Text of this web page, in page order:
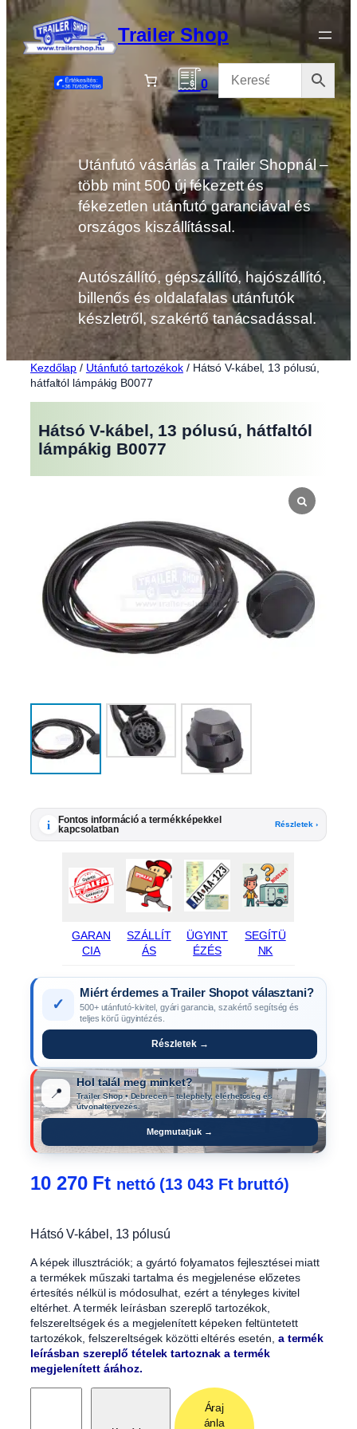
Ugrás
a
tartalomhoz
Trailer Shop
0
Utánfutó vásárlás a Trailer Shopnál –
több mint 500 új fékezett és
fékezetlen utánfutó garanciával és
országos kiszállítással.
Autószállító, gépszállító, hajószállító,
billenős és oldalafalas utánfutók
készletről, szakértő tanácsadással.
Kezdőlap / Utánfutó tartozékok / Hátsó V-kábel, 13 pólusú,
hátfaltól lámpákig B0077
Hátsó V-kábel, 13 pólusú, hátfaltól
lámpákig B0077
i
Fontos információ a termékképekkel
kapcsolatban
Részletek ›
GARAN
CIA
SZÁLLÍT
ÁS
ÜGYINT
ÉZÉS
SEGÍTÜ
NK
✓
Miért érdemes a Trailer Shopot választani?
500+ utánfutó-kivitel, gyári garancia, szakértő segítség és
teljes körű ügyintézés.
Részletek →
📍
Hol talál meg minket?
Trailer Shop • Debrecen – telephely, elérhetőség és
útvonaltervezés.
Megmutatjuk →
10 270 Ft nettó (13 043 Ftbruttó)
Hátsó V-kábel, 13 pólusú
A képek illusztrációk; a gyártó folyamatos fejlesztései miatt
a termékek műszaki tartalma és megjelenése előzetes
értesítés nélkül is módosulhat, ezért a tényleges kivitel
eltérhet. A termék leírásban szereplő tartozékok,
felszereltségek és a megjelenített képeken feltüntetett
tartozékok, felszereltségek közötti eltérés esetén, a termék
leírásban szereplő tételek tartoznak a termék
megjelenített árához.
Áraj
ánla